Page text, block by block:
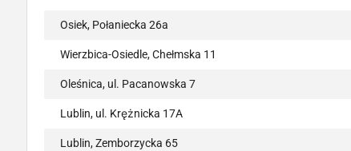
Osiek, Połaniecka 26a
Wierzbica-Osiedle, Chełmska 11
Oleśnica, ul. Pacanowska 7
Lublin, ul. Krężnicka 17A
Lublin, Zemborzycka 65